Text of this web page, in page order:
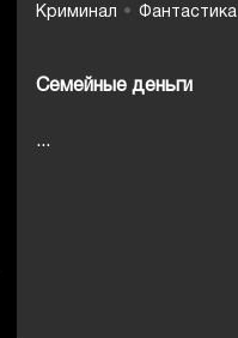
Криминал Фантастика
Семейные деньги
...